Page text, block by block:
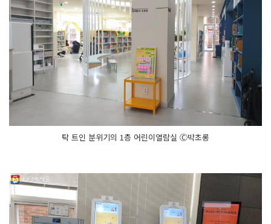
탁 트인 분위기의 1층 어린이열람실 Ⓒ박초롱